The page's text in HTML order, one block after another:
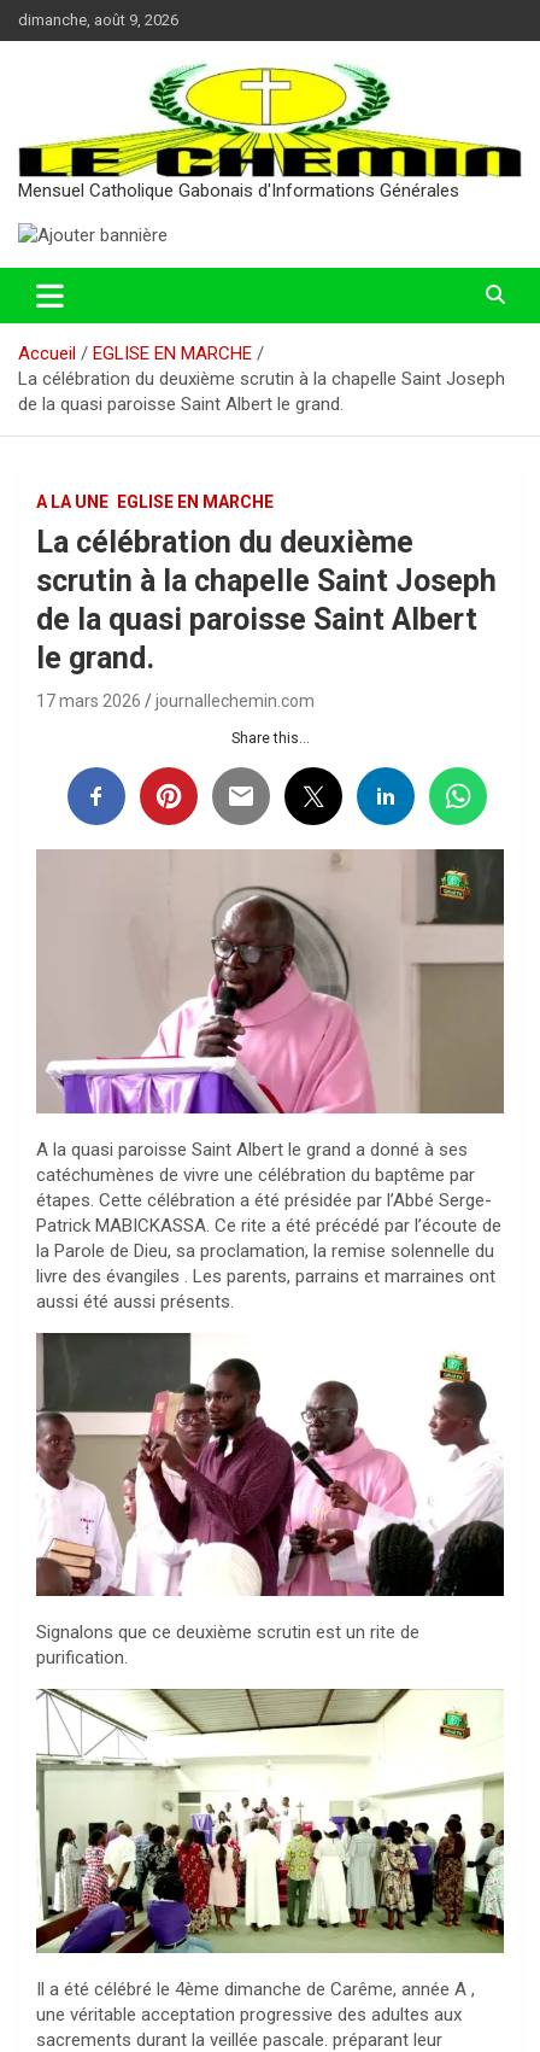
Aller
au
dimanche, août 9, 2026
Mensuel Catholique Gabonais d'Informations Générales
Accueil
EGLISE EN MARCHE
La célébration du deuxième scrutin à la chapelle Saint Joseph
de la quasi paroisse Saint Albert le grand.
A LA UNE EGLISE EN MARCHE
La célébration du deuxième
scrutin à la chapelle Saint Joseph
de la quasi paroisse Saint Albert
le grand.
17 mars 2026 journallechemin.com
Share this...
A la quasi paroisse Saint Albert le grand a donné à ses
catéchumènes de vivre une célébration du baptême par
étapes. Cette célébration a été présidée par l’Abbé Serge-
Patrick MABICKASSA. Ce rite a été précédé par l’écoute de
la Parole de Dieu, sa proclamation, la remise solennelle du
livre des évangiles . Les parents, parrains et marraines ont
aussi été aussi présents.
Signalons que ce deuxième scrutin est un rite de
purification.
Il a été célébré le 4ème dimanche de Carême, année A ,
une véritable acceptation progressive des adultes aux
sacrements durant la veillée pascale. préparant leur